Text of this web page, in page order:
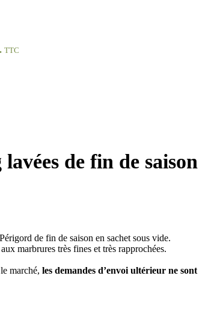
TTC
de fin de saison
de fin de saison en sachet sous vide.
marbrures très fines et très rapprochées.
marché, les demandes d’envoi ultérieur ne sont